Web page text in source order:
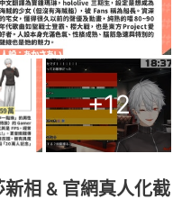
+12
相 & 官網真人化截